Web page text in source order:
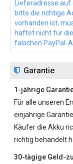
Lieferadresse
bitte die richtige
vorhanden ist,
haftet nicht für
falschen PayPal-
Garantie
1-jährige
Für alle unseren
einjährige
Käufer die Akku
richtig behandelt
30-tägige Geld-